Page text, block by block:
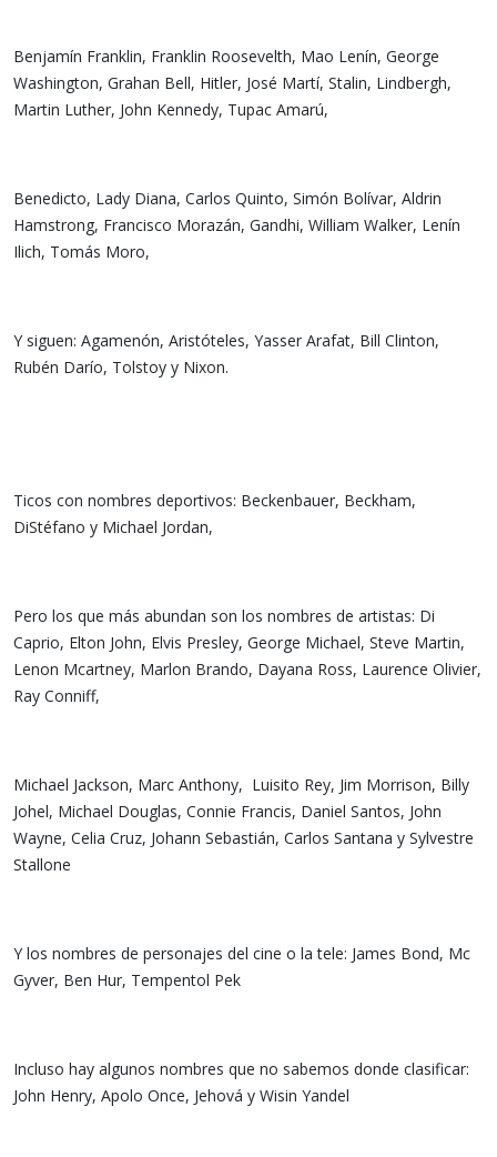
Benjamín Franklin, Franklin Roosevelth, Mao Lenín, George
Washington, Grahan Bell, Hitler, José Martí, Stalin, Lindbergh,
Martin Luther, John Kennedy, Tupac Amarú,
Benedicto, Lady Diana, Carlos Quinto, Simón Bolívar, Aldrin
Hamstrong, Francisco Morazán, Gandhi, William Walker, Lenín
Ilich, Tomás Moro,
Y siguen: Agamenón, Aristóteles, Yasser Arafat, Bill Clinton,
Rubén Darío, Tolstoy y Nixon.
Ticos con nombres deportivos: Beckenbauer, Beckham,
DiStéfano y Michael Jordan,
Pero los que más abundan son los nombres de artistas: Di
Caprio, Elton John, Elvis Presley, George Michael, Steve Martin,
Lenon Mcartney, Marlon Brando, Dayana Ross, Laurence Olivier,
Ray Conniff,
Michael Jackson, Marc Anthony, Luisito Rey, Jim Morrison, Billy
Johel, Michael Douglas, Connie Francis, Daniel Santos, John
Wayne, Celia Cruz, Johann Sebastián, Carlos Santana y Sylvestre
Stallone
Y los nombres de personajes del cine o la tele: James Bond, Mc
Gyver, Ben Hur, Tempentol Pek
Incluso hay algunos nombres que no sabemos donde clasificar:
John Henry, Apolo Once, Jehová y Wisin Yandel